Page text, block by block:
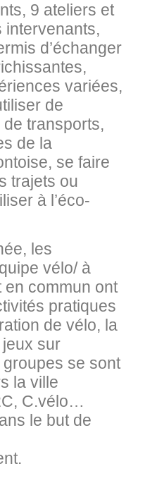
9 ateliers et
intervenants,
d’échanger
variées,
de
transports,
de la
se faire
trajets ou
à l’éco-
les
vélo/ à
en commun ont
pratiques
de vélo, la
sur
groupes se sont
la ville
C.vélo…
le but de